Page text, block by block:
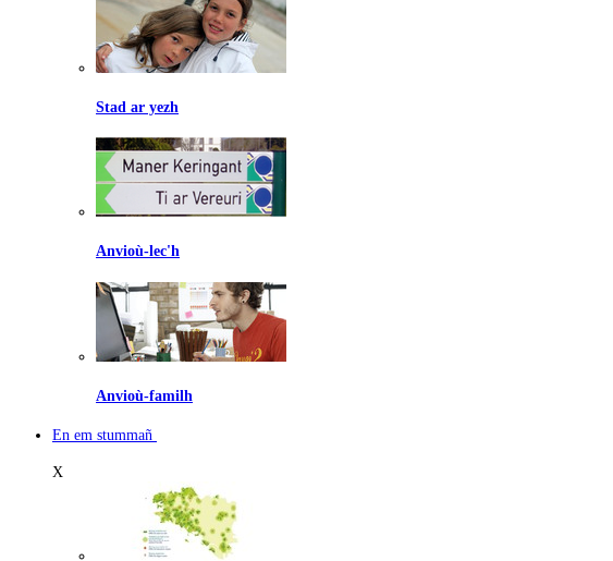
Stad ar yezh
Anvioù-lec'h
Anvioù-familh
En em stummañ
X